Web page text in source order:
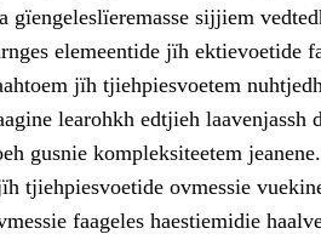
gïengeleslïeremasse sijjiem
elemeentide jïh ektievoetide
jïh tjiehpiesvoetem
learohkh edtjieh laavenjassh
gusnie kompleksiteetem
tjiehpiesvoetide ovmessie
faageles haestiemidie